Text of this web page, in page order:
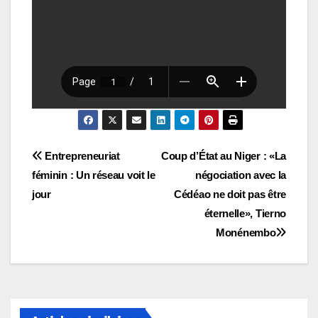
Navigation
de
Coup d’État au Niger : «La
négociation avec la
Cédéao ne doit pas être
éternelle», Tierno
Monénembo
Entrepreneuriat
féminin : Un réseau voit le
jour